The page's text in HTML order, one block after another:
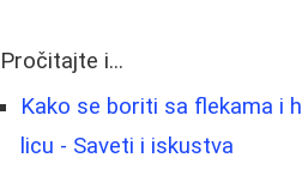
Pročitajte i...
Kako se boriti sa flekama i
licu - Saveti i iskustva